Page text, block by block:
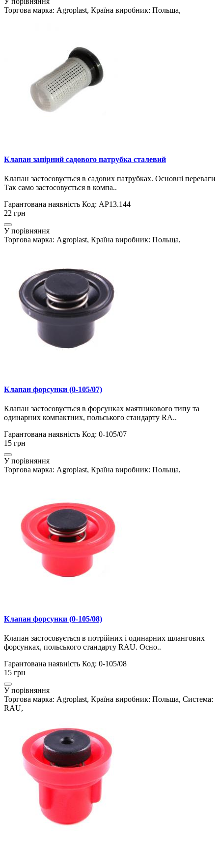
Торгова марка: Agroplast, Країна виробник: Польща,
Клапан запірний садового патрубка сталевий
Клапан застосовується в садових патрубках. Основні переваги
Так само застосовується в компа..
Гарантована наявність Код: AP13.144
22 грн
У порівняння
Торгова марка: Agroplast, Країна виробник: Польща,
Клапан форсунки (0-105/07)
Клапан застосовується в форсунках маятникового типу та
одинарних компактних, польського стандарту RA..
Гарантована наявність Код: 0-105/07
15 грн
У порівняння
Торгова марка: Agroplast, Країна виробник: Польща,
Клапан форсунки (0-105/08)
Клапан застосовується в потрійних і одинарних шлангових
форсунках, польського стандарту RAU. Осно..
Гарантована наявність Код: 0-105/08
15 грн
У порівняння
Торгова марка: Agroplast, Країна виробник: Польща, Система:
RAU,